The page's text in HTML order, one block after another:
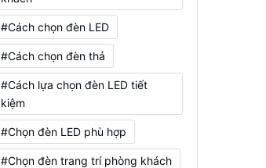
#Cách chọn đèn LED
#Cách chọn đèn thả
#Cách lựa chọn đèn LED tiết
kiệm
#Chọn đèn LED phù hợp
#Chọn đèn trang trí phòng khách